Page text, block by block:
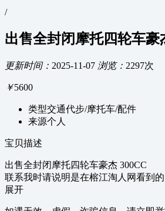
/
出售全封闭摩托四轮车豪
更新时间： 2025-11-07 浏览： 2297次
￥5600
类型交通代步/摩托车/配件
来源个人
宝贝描述
出售全封闭摩托四轮车豪杰 300CC
联系我时请说明是在榕江淘人网看到
展开